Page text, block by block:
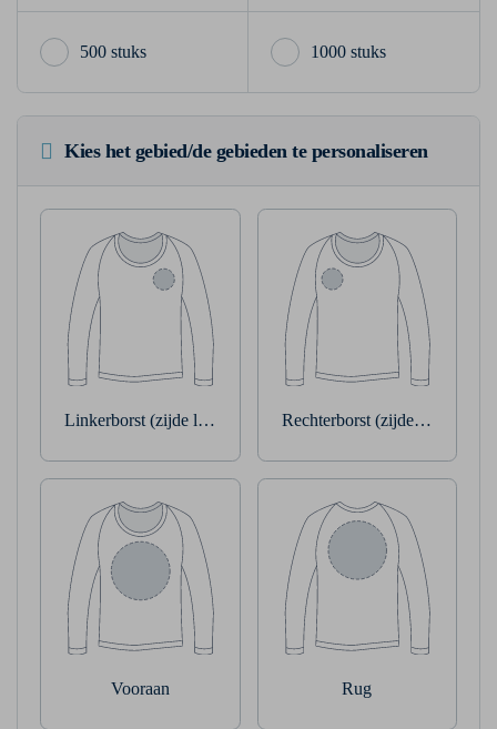
500 stuks 1000 stuks
Kies het gebied/de gebieden te personaliseren
Linkerborst (zijde linkerarm) Rechterborst (zijde
Vooraan Rug